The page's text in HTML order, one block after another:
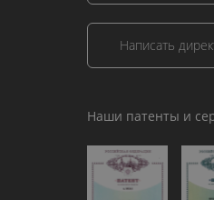
Написать
Наши патенты и